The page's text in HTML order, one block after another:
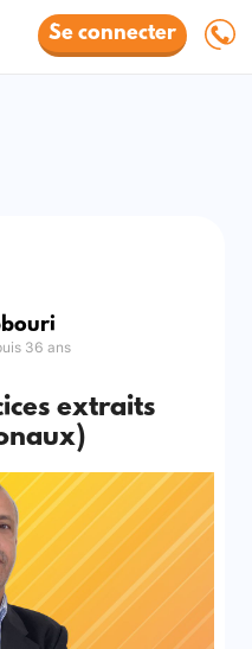
Se connecter
36 ans
extraits